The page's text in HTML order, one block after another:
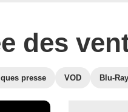
des
presse VOD Blu-